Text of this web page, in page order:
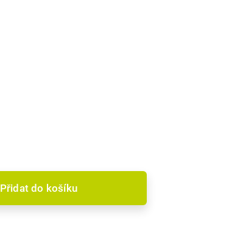
Přidat do košíku